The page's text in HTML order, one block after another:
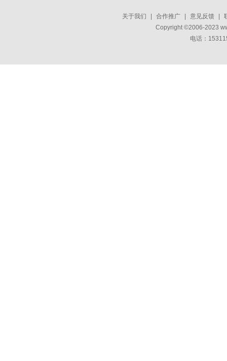
关于我们 合作推广 意见反馈
Copyright ©2006-2023
电话：